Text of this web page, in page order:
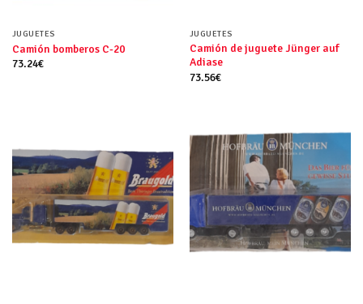
JUGUETES
Camión bomberos C-20
73.24€
JUGUETES
Camión de juguete Jünger auf
Adiase
73.56€